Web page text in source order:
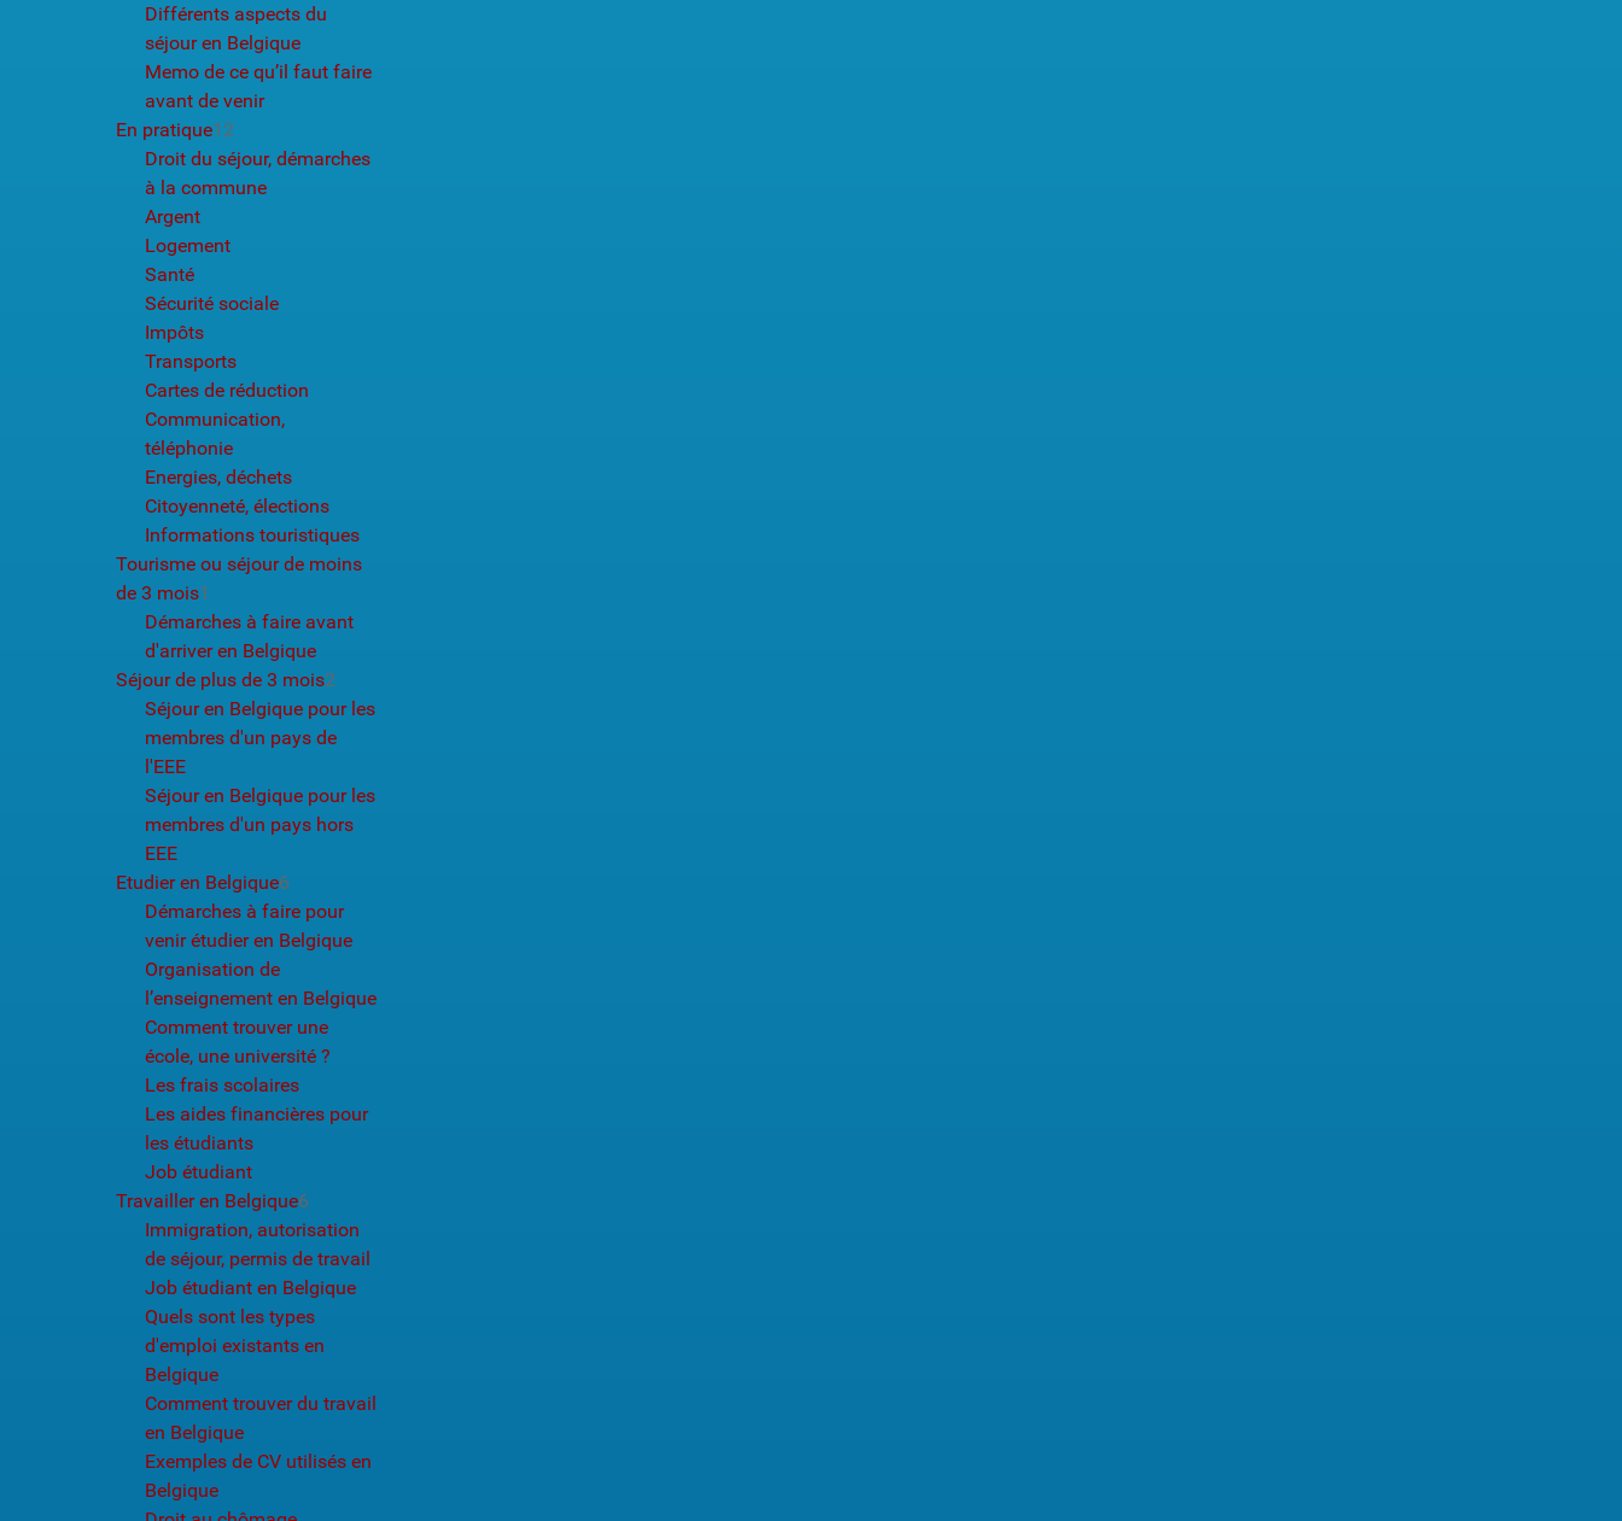
Différents aspects du
séjour en Belgique
Memo de ce qu’il faut faire
avant de venir
En pratique12
Droit du séjour, démarches
à la commune
Argent
Logement
Santé
Sécurité sociale
Impôts
Transports
Cartes de réduction
Communication,
téléphonie
Energies, déchets
Citoyenneté, élections
Informations touristiques
Tourisme ou séjour de moins
de 3 mois1
Démarches à faire avant
d'arriver en Belgique
Séjour de plus de 3 mois2
Séjour en Belgique pour les
membres d'un pays de
l'EEE
Séjour en Belgique pour les
membres d'un pays hors
EEE
Etudier en Belgique6
Démarches à faire pour
venir étudier en Belgique
Organisation de
l’enseignement en Belgique
Comment trouver une
école, une université ?
Les frais scolaires
Les aides financières pour
les étudiants
Job étudiant
Travailler en Belgique6
Immigration, autorisation
de séjour, permis de travail
Job étudiant en Belgique
Quels sont les types
d'emploi existants en
Belgique
Comment trouver du travail
en Belgique
Exemples de CV utilisés en
Belgique